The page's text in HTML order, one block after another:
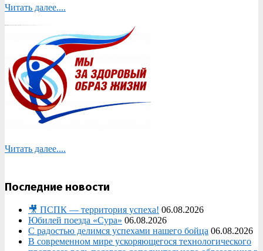
Читать далее....
Читать далее....
Последние новости
🎥 ПСПК — территория успеха! 06.08.2026
Юбилей поезда «Сура» 06.08.2026
С радостью делимся успехами нашего бойца 06.08.2026
В современном мире ускоряющегося технологического